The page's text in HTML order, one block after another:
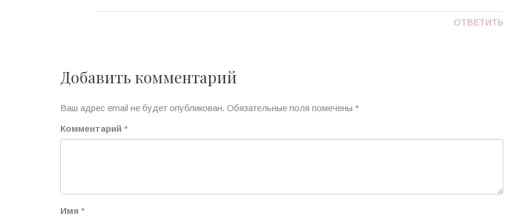
ОТВЕТИТЬ
Добавить комментарий
Ваш адрес email не будет опубликован. Обязательные поля помечены *
Комментарий *
Имя *